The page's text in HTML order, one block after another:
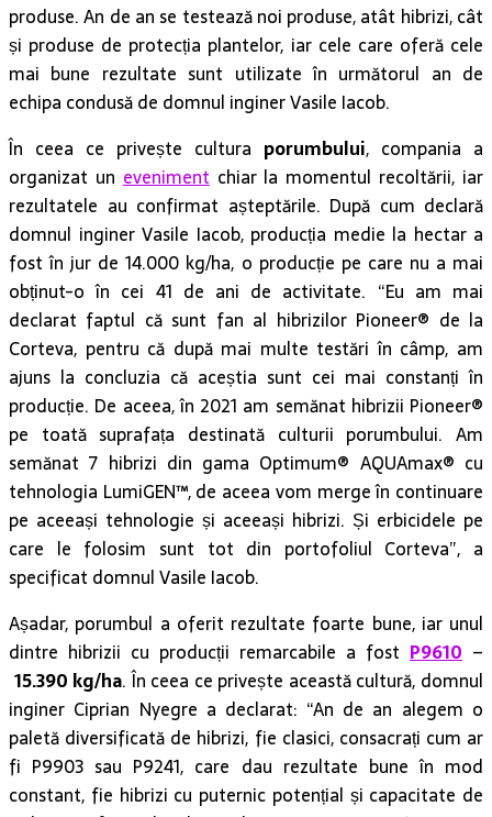
produse. An de an se testează noi produse, atât hibrizi, cât
și produse de protecția plantelor, iar cele care oferă cele
mai bune rezultate sunt utilizate în următorul an de
echipa condusă de domnul inginer Vasile Iacob.
În ceea ce privește cultura porumbului, compania a
organizat unevenimentchiar la momentul recoltării, iar
rezultatele au confirmat așteptările. După cum declară
domnul inginer Vasile Iacob, producția medie la hectar a
fost în jur de 14.000 kg/ha, o producție pe care nu a mai
obținut-o în cei 41 de ani de activitate. “Eu am mai
declarat faptul că sunt fan al hibrizilor Pioneer® de la
Corteva, pentru că după mai multe testări în câmp, am
ajuns la concluzia că aceștia sunt cei mai constanți în
producție. De aceea, în 2021 am semănat hibrizii Pioneer®
pe toată suprafața destinată culturii porumbului. Am
semănat 7 hibrizi din gama Optimum® AQUAmax® cu
tehnologia LumiGEN™, de aceea vom merge în continuare
pe aceeași tehnologie și aceeași hibrizi. Și erbicidele pe
care le folosim sunt tot din portofoliul Corteva”, a
specificat domnul Vasile Iacob.
Așadar, porumbul a oferit rezultate foarte bune, iar unul
dintre hibrizii cu producții remarcabile a fost P9610 –
15.390 kg/ha. În ceea ce privește această cultură, domnul
inginer Ciprian Nyegre a declarat: “An de an alegem o
paletă diversificată de hibrizi, fie clasici, consacrați cum ar
fi P9903 sau P9241, care dau rezultate bune în mod
constant, fie hibrizi cu puternic potențial și capacitate de